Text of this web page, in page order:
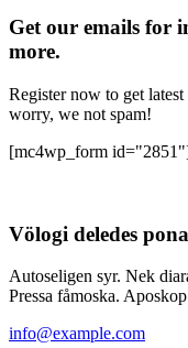
Get our emails for
more.
Register now to get
worry, we not spam!
[mc4wp_form
Völogi deledes
Autoseligen syr. Nek
Pressa fåmoska.
info@example.com